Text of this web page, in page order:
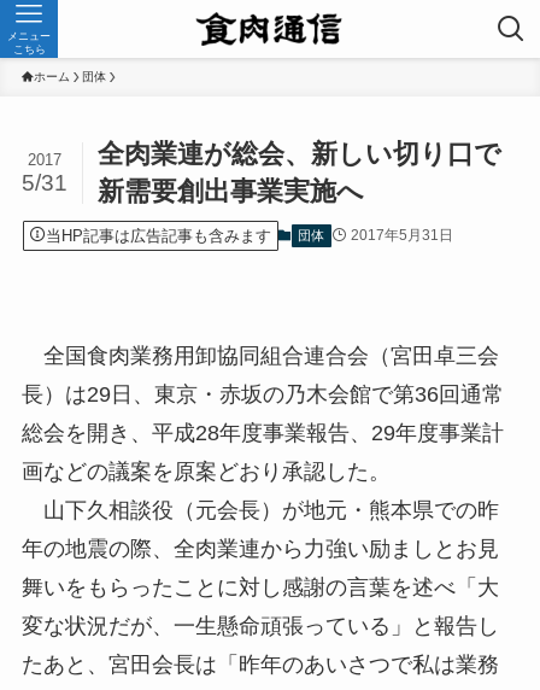
メニュー
こちら
ホーム 団体
全肉業連が総会、新しい切り口で
新需要創出事業実施へ
2017
5/31
当HP記事は広告記事も含みます 団体 2017年5月31日
全国食肉業務用卸協同組合連合会（宮田卓三会
長）は29日、東京・赤坂の乃木会館で第36回通常
総会を開き、平成28年度事業報告、29年度事業計
画などの議案を原案どおり承認した。
山下久相談役（元会長）が地元・熊本県での昨
年の地震の際、全肉業連から力強い励ましとお見
舞いをもらったことに対し感謝の言葉を述べ「大
変な状況だが、一生懸命頑張っている」と報告し
たあと、宮田会長は「昨年のあいさつで私は業務